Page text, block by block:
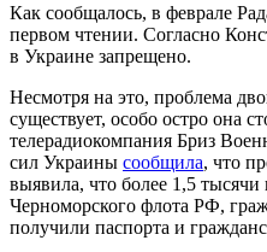
Как сообщалось, в феврале
первом чтении. Согласно
в Украине запрещено.
Несмотря на это, проблема
существует, особо остро она
телерадиокомпания Бриз
сил Украины сообщила, что п
выявила, что более 1,5
Черноморского флота РФ,
получили паспорта и